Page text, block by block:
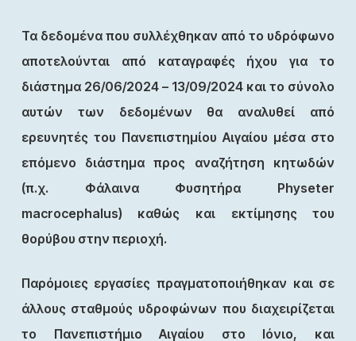
Τα δεδομένα που συλλέχθηκαν από το υδρόφωνο
αποτελούνται από καταγραφές ήχου για το
διάστημα 26/06/2024 – 13/09/2024 και το σύνολο
αυτών των δεδομένων θα αναλυθεί από
ερευνητές του Πανεπιστημίου Αιγαίου μέσα στο
επόμενο διάστημα προς αναζήτηση κητωδών
(π.χ. Φάλαινα Φυσητήρα Physeter
macrocephalus) καθώς και εκτίμησης του
θορύβου στην περιοχή.
Παρόμοιες εργασίες πραγματοποιήθηκαν και σε
άλλους σταθμούς υδροφώνων που διαχειρίζεται
το Πανεπιστήμιο Αιγαίου στο Ιόνιο, και